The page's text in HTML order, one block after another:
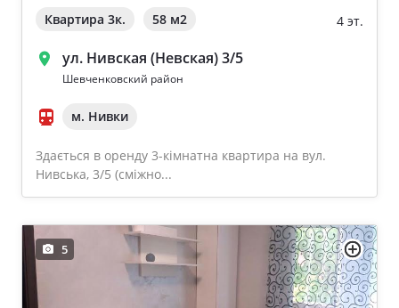
Квартира 3к. 58 м2 4 эт.
ул. Нивская (Невская) 3/5
Шевченковский район
м. Нивки
Здається в оренду 3-кімнатна квартира на вул.
Нивська, 3/5 (сміжно...
5